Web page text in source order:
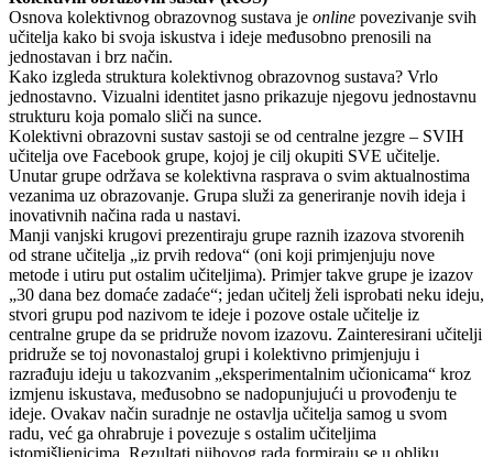
Osnova kolektivnog obrazovnog sustava je online povezivanje svih
učitelja kako bi svoja iskustva i ideje međusobno prenosili na
jednostavan i brz način.
Kako izgleda struktura kolektivnog obrazovnog sustava? Vrlo
jednostavno. Vizualni identitet jasno prikazuje njegovu jednostavnu
strukturu koja pomalo sliči na sunce.
Kolektivni obrazovni sustav sastoji se od centralne jezgre – SVIH
učitelja ove Facebook grupe, kojoj je cilj okupiti SVE učitelje.
Unutar grupe održava se kolektivna rasprava o svim aktualnostima
vezanima uz obrazovanje. Grupa služi za generiranje novih ideja i
inovativnih načina rada u nastavi.
Manji vanjski krugovi prezentiraju grupe raznih izazova stvorenih
od strane učitelja „iz prvih redova“ (oni koji primjenjuju nove
metode i utiru put ostalim učiteljima). Primjer takve grupe je izazov
„30 dana bez domaće zadaće“; jedan učitelj želi isprobati neku ideju,
stvori grupu pod nazivom te ideje i pozove ostale učitelje iz
centralne grupe da se pridruže novom izazovu. Zainteresirani učitelji
pridruže se toj novonastaloj grupi i kolektivno primjenjuju i
razrađuju ideju u takozvanim „eksperimentalnim učionicama“ kroz
izmjenu iskustava, međusobno se nadopunjujući u provođenju te
ideje. Ovakav način suradnje ne ostavlja učitelja samog u svom
radu, već ga ohrabruje i povezuje s ostalim učiteljima
istomišljenicima. Rezultati njihovog rada formiraju se u obliku